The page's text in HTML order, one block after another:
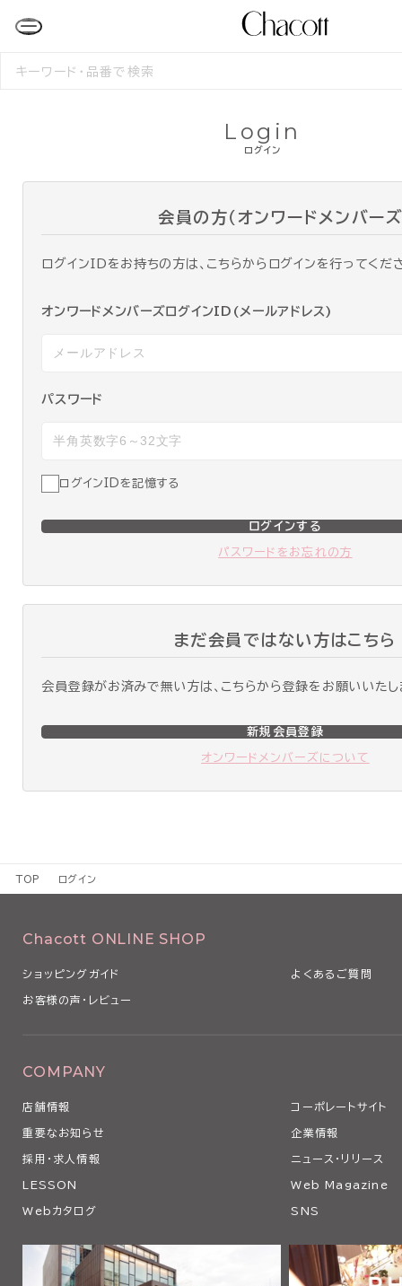
検
ログイン
Login
会員の方（オンワードメンバーズ
ログインIDをお持ちの方は、こちらからログインを行ってくだ
オンワードメンバーズログインID(メールアドレス)
パスワード
ログインIDを記憶する
ログインする
パスワードをお忘れの方
まだ会員ではない方はこちら
会員登録がお済みで無い方は、こちらから登録をお願いいたし
新規会員登録
オンワードメンバーズについて
TOP ログイン
Chacott ONLINE SHOP
ショッピングガイド よくあるご質問
お客様の声・レビュー
COMPANY
店舗情報 コーポレートサイト
重要なお知らせ 企業情報
採用・求人情報 ニュース・リリース
LESSON Web Magazine
Webカタログ SNS